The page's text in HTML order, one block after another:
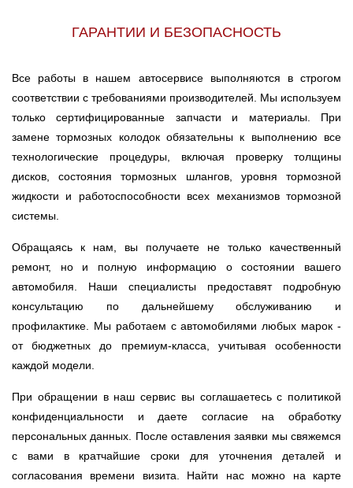
ГАРАНТИИ И БЕЗОПАСНОСТЬ
Все работы в нашем автосервисе выполняются в строгом
соответствии с требованиями производителей. Мы используем
только сертифицированные запчасти и материалы. При
замене тормозных колодок обязательны к выполнению все
технологические процедуры, включая проверку толщины
дисков, состояния тормозных шлангов, уровня тормозной
жидкости и работоспособности всех механизмов тормозной
системы.
Обращаясь к нам, вы получаете не только качественный
ремонт, но и полную информацию о состоянии вашего
автомобиля. Наши специалисты предоставят подробную
консультацию по дальнейшему обслуживанию и
профилактике. Мы работаем с автомобилями любых марок -
от бюджетных до премиум-класса, учитывая особенности
каждой модели.
При обращении в наш сервис вы соглашаетесь с политикой
конфиденциальности и даете согласие на обработку
персональных данных. После оставления заявки мы свяжемся
с вами в кратчайшие сроки для уточнения деталей и
согласования времени визита. Найти нас можно на карте